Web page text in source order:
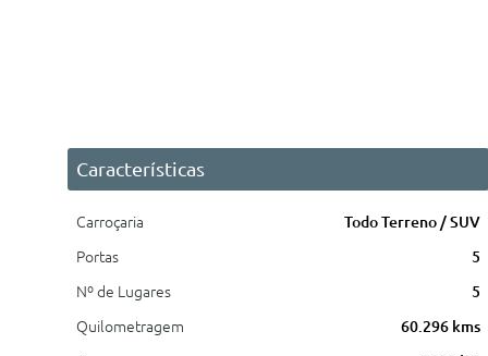
Características
Carroçaria
Todo Terreno / SUV
Portas
5
Nº de Lugares
5
Quilometragem
60.296 kms